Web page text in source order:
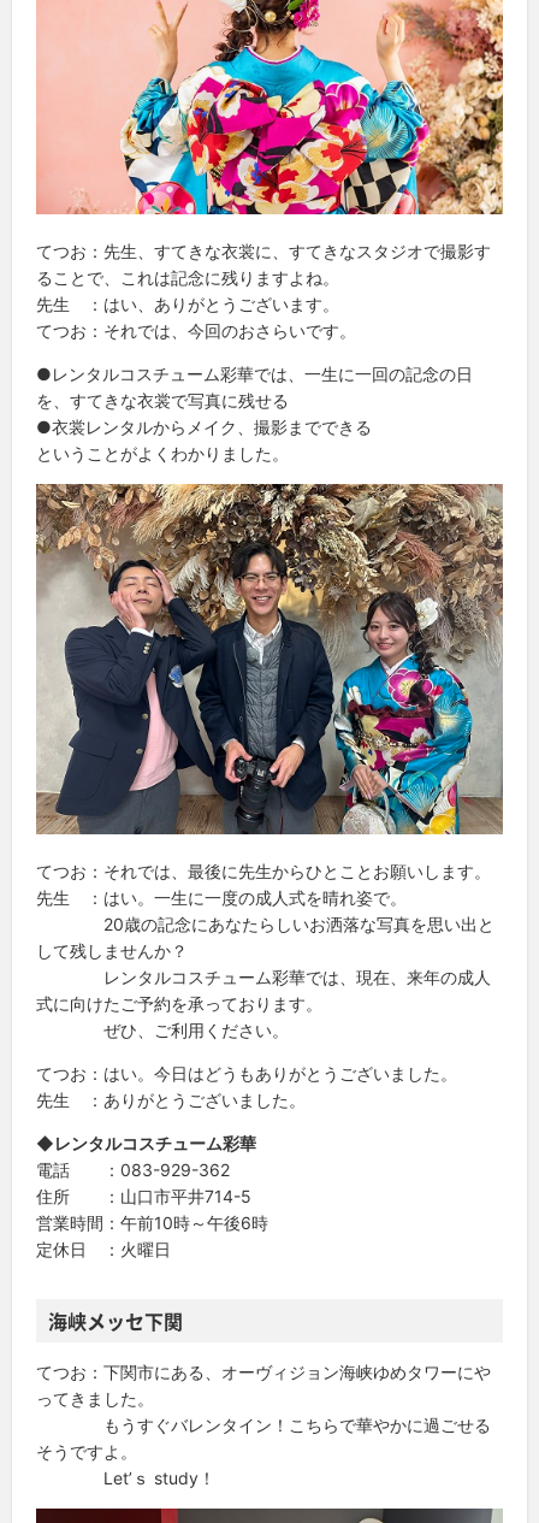
てつお：先生、すてきな衣裳に、すてきなスタジオで撮影す
ることで、これは記念に残りますよね。
先生 ：はい、ありがとうございます。
てつお：それでは、今回のおさらいです。
●レンタルコスチューム彩華では、一生に一回の記念の日
を、すてきな衣裳で写真に残せる
●衣裳レンタルからメイク、撮影までできる
ということがよくわかりました。
てつお：それでは、最後に先生からひとことお願いします。
先生 ：はい。一生に一度の成人式を晴れ姿で。
20歳の記念にあなたらしいお洒落な写真を思い出と
して残しませんか？
レンタルコスチューム彩華では、現在、来年の成人
式に向けたご予約を承っております。
ぜひ、ご利用ください。
てつお：はい。今日はどうもありがとうございました。
先生 ：ありがとうございました。
◆レンタルコスチューム彩華
電話 ：083-929-362
住所 ：山口市平井714-5
営業時間：午前10時～午後6時
定休日 ：火曜日
海峡メッセ下関
てつお：下関市にある、オーヴィジョン海峡ゆめタワーにや
ってきました。
もうすぐバレンタイン！こちらで華やかに過ごせる
そうですよ。
Let’ｓ study！